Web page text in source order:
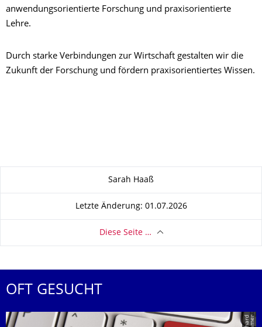
anwendungsorientierte Forschung und praxisorientierte
Lehre.
Durch starke Verbindungen zur Wirtschaft gestalten wir die
Zukunft der Forschung und fördern praxisorientiertes Wissen.
Sarah Haaß
Letzte Änderung: 01.07.2026
Diese Seite …
OFT GESUCHT